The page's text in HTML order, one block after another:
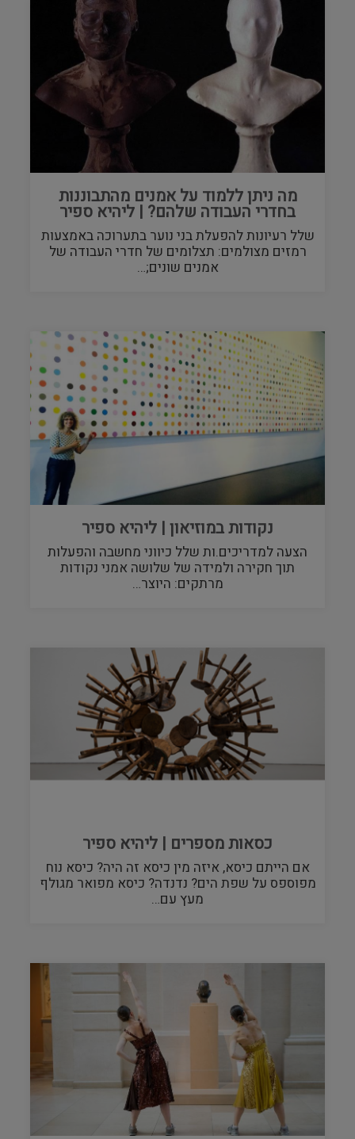
מה ניתן ללמוד על אמנים מהתבוננות
בחדרי העבודה שלהם? | ליהיא ספיר
שלל רעיונות להפעלת בני נוער בתערוכה באמצעות
רמזים מצולמים: תצלומים של חדרי העבודה של
אמנים שונים;…
נקודות במוזיאון | ליהיא ספיר
הצעה למדריכים.ות שלל כיווני מחשבה והפעלות
תוך חקירה ולמידה של שלושה אמני נקודות
מרתקים: היוצר…
כסאות מספרים | ליהיא ספיר
אם הייתם כיסא, איזה מין כיסא זה היה? כיסא נוח
מפוספס על שפת הים? נדנדה? כיסא מפואר מגולף
מעץ עם…